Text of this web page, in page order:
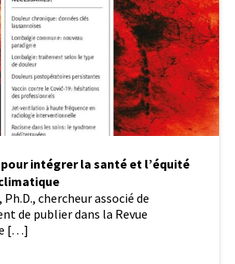
pour intégrer la santé et l’équité
chercheur associé de
de publier dans la Revue
[…]